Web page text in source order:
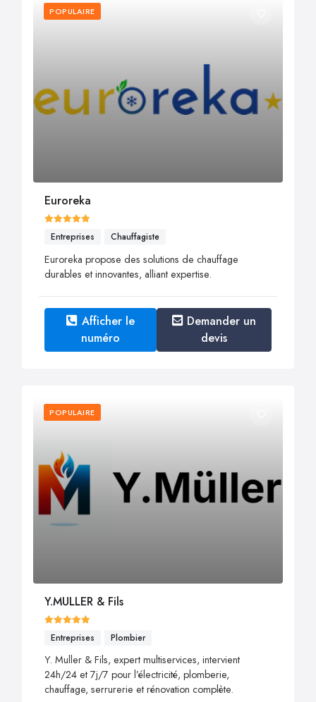
POPULAIRE
Euroreka
Entreprises Chauffagiste
Euroreka propose des solutions de chauffage
durables et innovantes, alliant expertise.
Afficher le
numéro
Demander un
devis
POPULAIRE
Y.MULLER & Fils
Entreprises Plombier
Y. Muller & Fils, expert multiservices, intervient
24h/24 et 7j/7 pour l’électricité, plomberie,
chauffage, serrurerie et rénovation complète.